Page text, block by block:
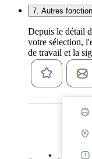
7. Autres
Depuis le détail
votre sélection,
de travail et la